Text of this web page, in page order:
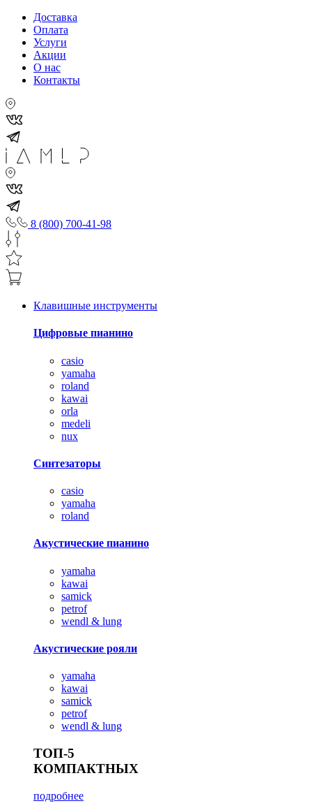
Доставка
Оплата
Услуги
Акции
О нас
Контакты
8 (800) 700-41-98
Клавишные инструменты
Цифровые пианино
casio
yamaha
roland
kawai
orla
medeli
nux
Синтезаторы
casio
yamaha
roland
Акустические пианино
yamaha
kawai
samick
petrof
wendl & lung
Акустические рояли
yamaha
kawai
samick
petrof
wendl & lung
ТОП-5
КОМПАКТНЫХ
подробнее